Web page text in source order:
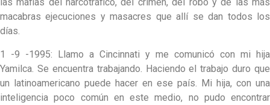
macabras ejecuciones y masacres que allí se dan todos los
días.
1 -9 -1995: Llamo a Cincinnati y me comunicó con mi hija
Yamilca. Se encuentra trabajando. Haciendo el trabajo duro que
un latinoamericano puede hacer en ese país. Mi hija, con una
inteligencia poco común en este medio, no pudo encontrar